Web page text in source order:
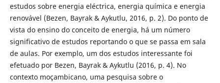
estudos sobre energia eléctrica, energia química e energia
renovável (Bezen, Bayrak & Aykutlu, 2016, p. 2). Do ponto de
vista do ensino do conceito de energia, há um número
significativo de estudos reportando o que se passa em sala
de aulas. Por exemplo, um dos estudos interessante foi
efetuado por Bezen, Bayrak & Aykutlu (2016, p. 4). No
contexto moçambicano, uma pesquisa sobre o